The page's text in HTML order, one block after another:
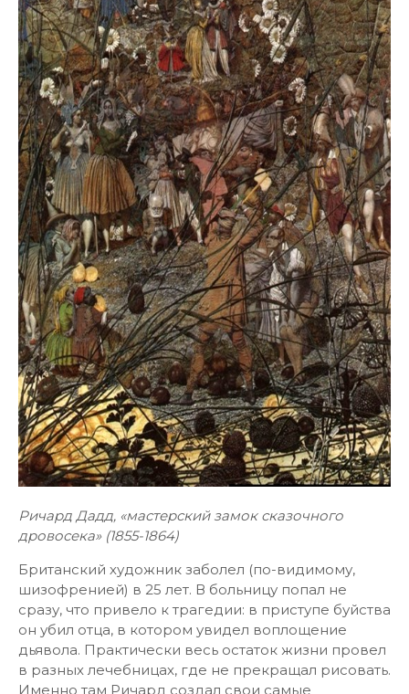
Ричард Дадд, «мастерский замок сказочного
дровосека» (1855-1864)
Британский художник заболел (по-видимому,
шизофренией) в 25 лет. В больницу попал не
сразу, что привело к трагедии: в приступе буйства
он убил отца, в котором увидел воплощение
дьявола. Практически весь остаток жизни провел
в разных лечебницах, где не прекращал рисовать.
Именно там Ричард создал свои самые